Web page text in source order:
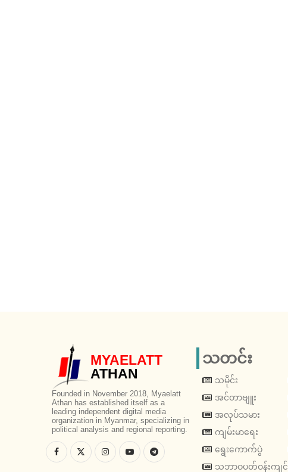
MYAELATT
ATHAN
Founded in November 2018, Myaelatt
Athan has established itself as a
leading independent digital media
organization in Myanmar, specializing in
political analysis and regional reporting.
သတင်း
သမိုင်း
အင်တာဗျူး
အလုပ်သမား
ကျမ်းမာရေး
ရွေးကောက်ပွဲ
သဘာဝပတ်ဝန်းကျင်